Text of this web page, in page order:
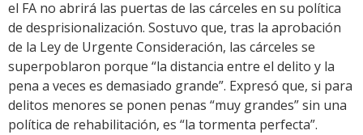
el FA no abrirá las puertas de las cárceles en su política
de desprisionalización. Sostuvo que, tras la aprobación
de la Ley de Urgente Consideración, las cárceles se
superpoblaron porque “la distancia entre el delito y la
pena a veces es demasiado grande”. Expresó que, si para
delitos menores se ponen penas “muy grandes” sin una
política de rehabilitación, es “la tormenta perfecta”.